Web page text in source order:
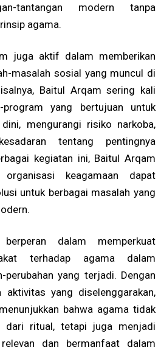
tantangan modern tanpa
agama.
juga aktif dalam memberikan
masalah sosial yang muncul di
Baitul Arqam sering kali
program yang bertujuan untuk
mengurangi risiko narkoba,
tentang pentingnya
kegiatan ini, Baitul Arqam
organisasi keagamaan dapat
untuk berbagai masalah yang
dalam memperkuat
terhadap agama dalam
perubahan yang terjadi. Dengan
yang diselenggarakan,
bahwa agama tidak
dari ritual, tetapi juga menjadi
dan bermanfaat dalam